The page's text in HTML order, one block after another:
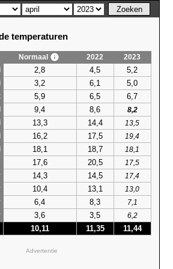
temperaturen
Normaal 2022
2023
2,8 4,5 5,2
3,2 6,1 5,0
5,9 6,5 6,7
9,4 8,6
8,2
13,3 14,4
13,5
16,2 17,5
19,4
18,1 18,7
18,1
17,6 20,5
17,5
14,3 14,5
17,4
10,4 13,1
13,0
6,4 8,3
7,1
3,6 3,5 6,2
10,11 11,35 11,44
Advertentie